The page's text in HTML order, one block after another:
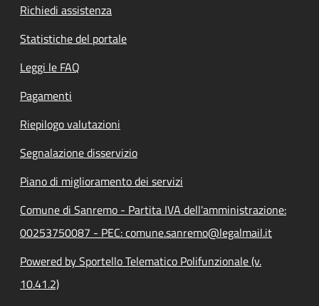
Richiedi assistenza
Statistiche del portale
Leggi le FAQ
Pagamenti
Riepilogo valutazioni
Segnalazione disservizio
Piano di miglioramento dei servizi
Comune di Sanremo - Partita IVA dell'amministrazione:
00253750087 - PEC: comune.sanremo@legalmail.it
Powered by Sportello Telematico Polifunzionale (v.
10.41.2)